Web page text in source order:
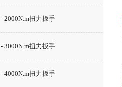
- 2000N.m扭力扳手
- 3000N.m扭力扳手
- 4000N.m扭力扳手